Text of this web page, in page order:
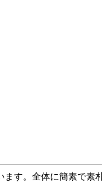
す。全体に簡素で素